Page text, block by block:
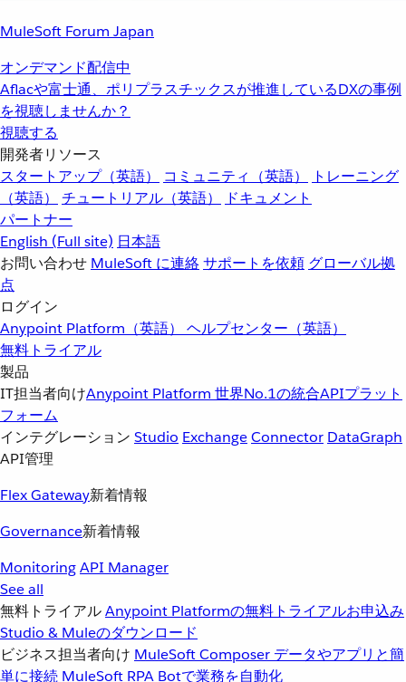
MuleSoft Forum Japan
オンデマンド配信中
Aflacや富士通、ポリプラスチックスが推進しているDXの事例
を視聴しませんか？
視聴する
開発者リソース
スタートアップ（英語）
コミュニティ（英語）
トレーニング
（英語）
チュートリアル（英語）
ドキュメント
パートナー
English (Full site) 日本語
お問い合わせ MuleSoft に連絡サポートを依頼 グローバル拠
点
ログイン
Anypoint Platform（英語） ヘルプセンター（英語）
無料トライアル
製品
IT担当者向けAnypoint Platform 世界No.1の統合APIプラット
フォーム
インテグレーション Studio ExchangeConnector DataGraph
API管理
Flex Gateway新着情報
Governance新着情報
MonitoringAPI Manager
See all
無料トライアルAnypoint Platformの無料トライアルお申込み
Studio & Muleのダウンロード
ビジネス担当者向け MuleSoft Composer データやアプリと簡
単に接続 MuleSoft RPA Botで業務を自動化